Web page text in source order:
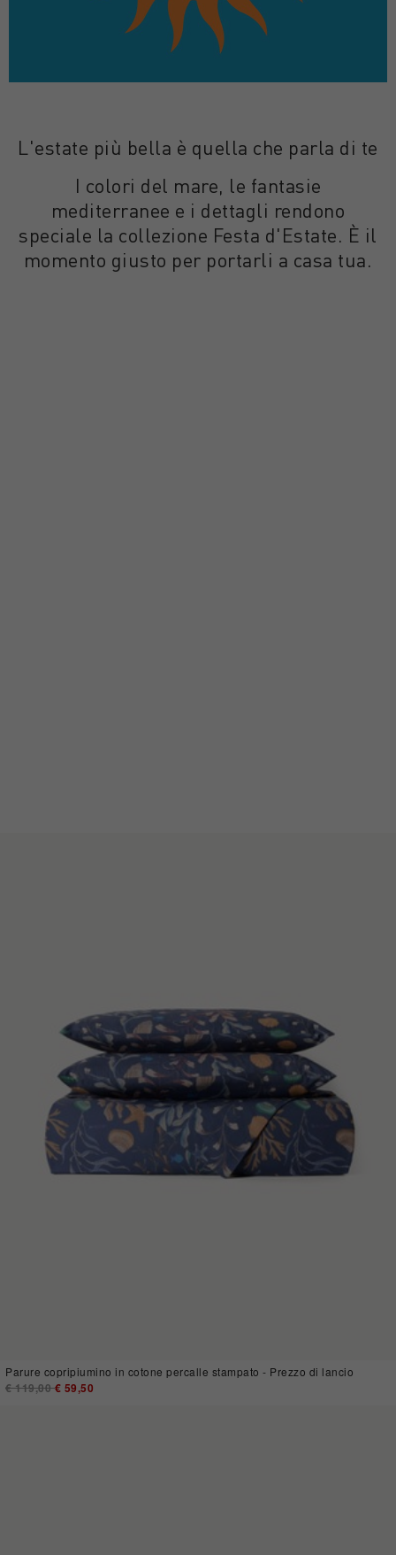
L'estate più bella è quella che parla di te
I colori del mare, le fantasie
mediterranee e i dettagli rendono
speciale la collezione Festa d'Estate. È il
momento giusto per portarli a casa tua.
Parure copripiumino in cotone percalle stampato - Prezzo di lancio
Price reduced from
€ 119,00to
€ 59,50